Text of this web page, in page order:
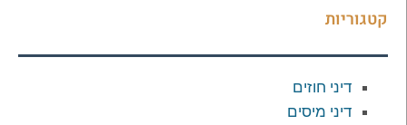
קטגוריות
דיני חוזים
דיני מיסים